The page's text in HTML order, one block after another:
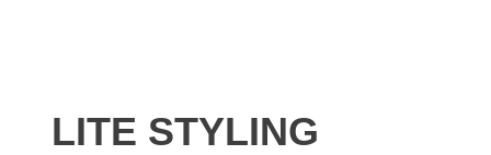
LITE STYLING